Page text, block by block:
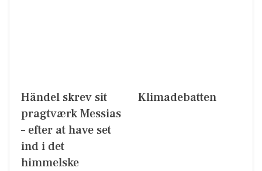
Händel skrev sit
pragtværk Messias
– efter at have set
ind i det
himmelske
Klimadebatten